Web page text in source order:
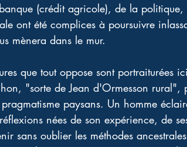
(crédit agricole), de la
ont été complices à poursuivre
mènera dans le mur.
que tout oppose sont portraiturées
"sorte de Jean d'Ormesson
paysans. Un homme
nées de son expérience, de
sans oublier les méthodes